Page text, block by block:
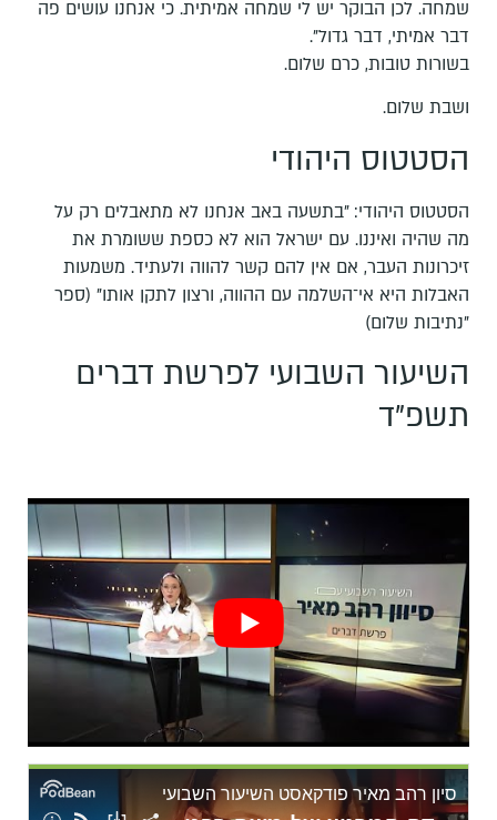
שמחה. לכן הבוקר יש לי שמחה אמיתית. כי אנחנו עושים פה
דבר אמיתי, דבר גדול".
בשורות טובות, כרם שלום.
ושבת שלום.
הסטטוס היהודי
הסטטוס היהודי: "בתשעה באב אנחנו לא מתאבלים רק על
מה שהיה ואיננו. עם ישראל הוא לא כספת ששומרת את
זיכרונות העבר, אם אין להם קשר להווה ולעתיד. משמעות
האבלות היא אי־השלמה עם ההווה, ורצון לתקן אותו" (ספר
"נתיבות שלום)
השיעור השבועי לפרשת דברים
תשפ"ד